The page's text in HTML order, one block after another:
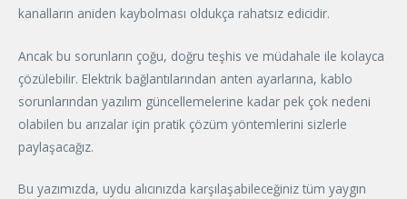
kanalların aniden kaybolması oldukça rahatsız edicidir.
Ancak bu sorunların çoğu, doğru teşhis ve müdahale ile kolayca
çözülebilir. Elektrik bağlantılarından anten ayarlarına, kablo
sorunlarından yazılım güncellemelerine kadar pek çok nedeni
olabilen bu arızalar için pratik çözüm yöntemlerini sizlerle
paylaşacağız.
Bu yazımızda, uydu alıcınızda karşılaşabileceğiniz tüm yaygın